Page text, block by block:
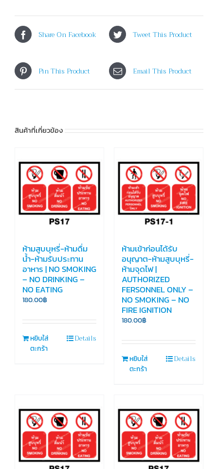
Share On Facebook Tweet This Product
Pin This Product Email This Product
สินค้าที่เกี่ยวข้อง
ห้ามสูบบุหรี่-ห้ามดื่ม
น้ำ-ห้ามรับประทาน
อาหาร | NO SMOKING
– NO DRINKING –
NO EATING
180.00฿
หยิบใส่
ตะกร้า
Details
ห้ามเข้าก่อนได้รับ
อนุญาต-ห้ามสูบบุหรี่-
ห้ามจุดไฟ |
AUTHORIZED
FERSONNEL ONLY –
NO SMOKING – NO
FIRE IGNITION
180.00฿
หยิบใส่
ตะกร้า
Details